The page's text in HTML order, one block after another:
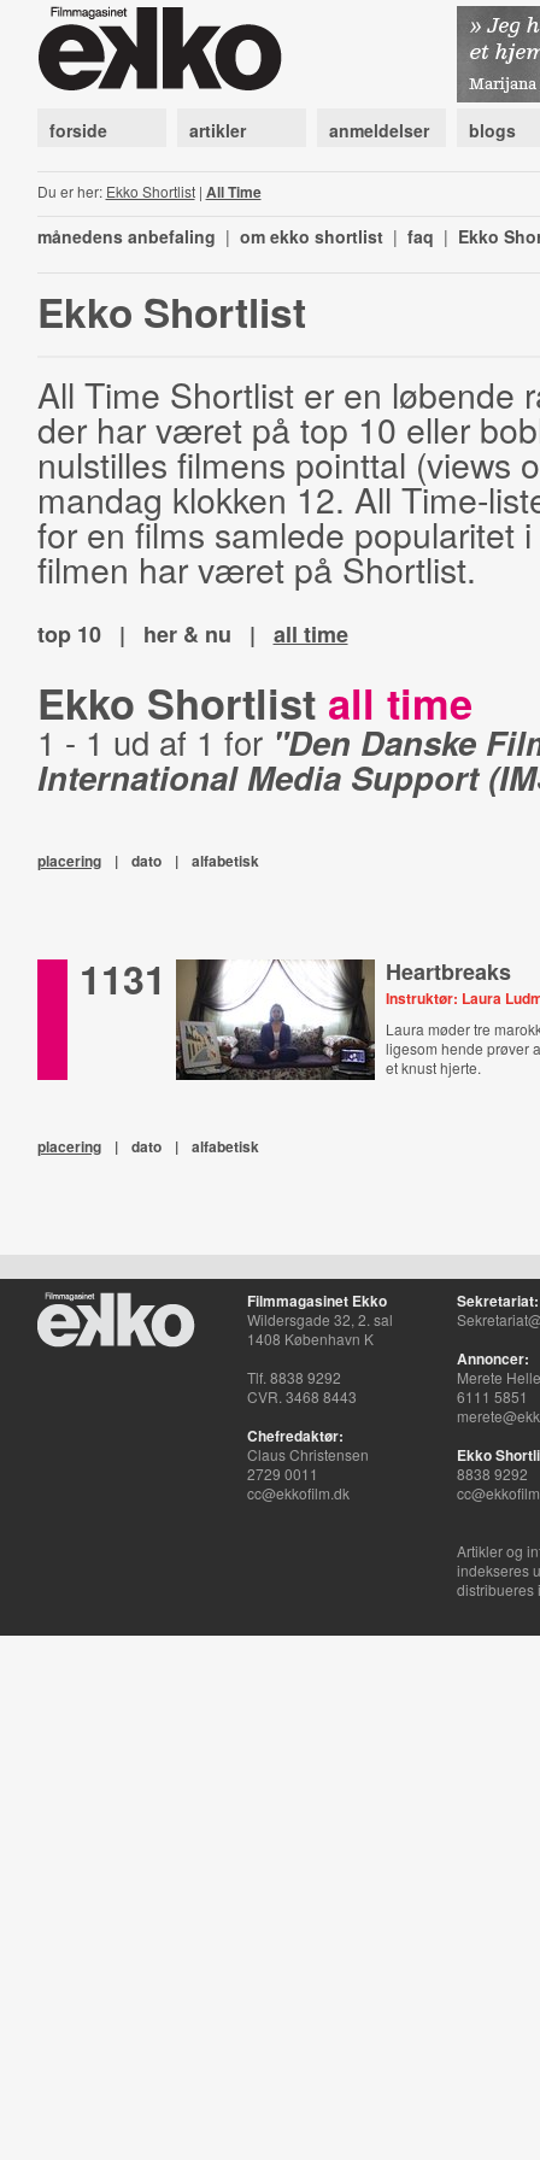
forside artikler anmeldelser blogs
Du er her: Ekko Shortlist| All Time
månedens anbefaling | om ekko shortlist | faq | Ekko
Ekko Shortlist
All Time Shortlist er en løbende
der har været på top 10 eller
nulstilles filmens pointtal (views
mandag klokken 12. All Time-
for en films samlede popularitet
filmen har været på Shortlist.
top 10 | her & nu | all time
Ekko Shortlist all time
1 - 1 ud af 1 for "Den Danske
International Media Support
placering | dato | alfabetisk
1131 Heartbreaks
Instruktør: Laura
Laura møder tre
ligesom hende prøver
et knust hjerte.
placering | dato | alfabetisk
Filmmagasinet Ekko
Wildersgade 32, 2. sal
1408 København K
Tlf. 8838 9292
CVR. 3468 8443
Chefredaktør:
Claus Christensen
2729 0011
cc@ekkofilm.dk
Sekretariat:
Annoncer:
Merete
6111 5851
Ekko
8838 9292
Artikler og
indekseres
distribueres